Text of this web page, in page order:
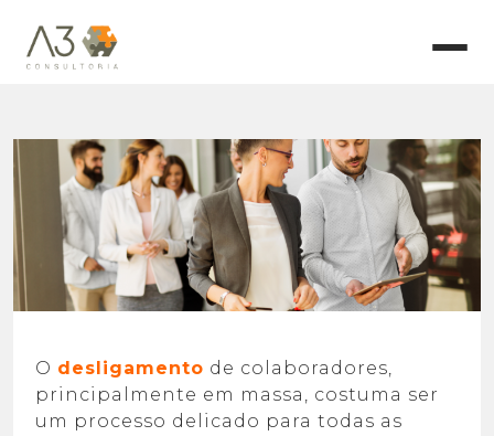
O desligamento de colaboradores,
principalmente em massa, costuma ser
um processo delicado para todas as